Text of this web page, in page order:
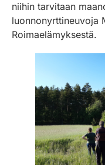
niihin tarvitaan
luonnonyrttineuvoja
Roimaelämyksestä.